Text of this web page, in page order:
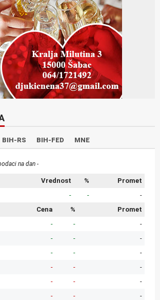
BIH-RS BIH-FED MNE
na dan -
Vrednost %
Promet
- -
-
Cena %
Promet
- -
-
- -
-
- -
-
- -
-
- -
-
- -
-